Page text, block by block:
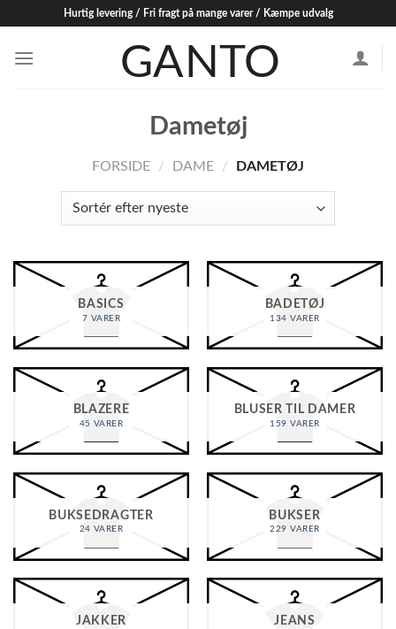
content
Hurtig levering / Fri fragt på mange varer / Kæmpe udvalg
Dametøj
FORSIDE / DAME / DAMETØJ
BASICS
7 VARER
BADETØJ
134 VARER
BLAZERE
45 VARER
BLUSER TIL DAMER
159 VARER
BUKSEDRAGTER
24 VARER
BUKSER
229 VARER
JAKKER JEANS